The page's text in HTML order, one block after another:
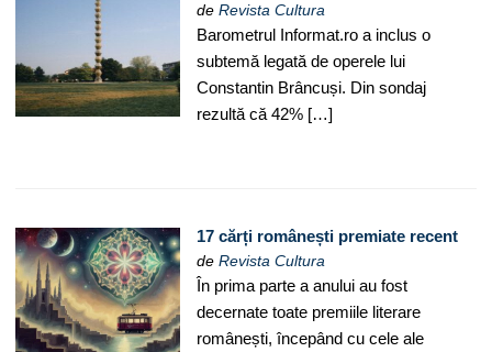
deRevista Cultura
Barometrul Informat.ro a inclus o
subtemă legată de operele lui
Constantin Brâncuși. Din sondaj
rezultă că 42% […]
17 cărți românești premiate recent
deRevista Cultura
În prima parte a anului au fost
decernate toate premiile literare
românești, începând cu cele ale